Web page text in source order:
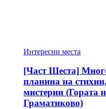
Интересни места
[Част Шеста]
планина на
мистерии (Гората
Граматиково)